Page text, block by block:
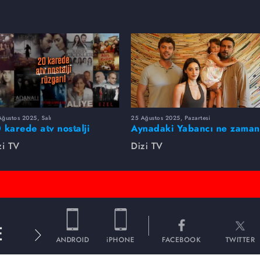
Gökçe Mavuş'la birleştiren Beni
Akduman'ın en mutlu gününe ortak oldu.
da yalnız bırakmadı. Düğünden en
2025, Salı
karede atv nostalji
TV
25 Ağustos 2025, Pazartesi
Aynadaki Yabancı ne zaman
başlayacak?
Dizi TV
ANDROID iPHONE FACEBOOK TWITTER